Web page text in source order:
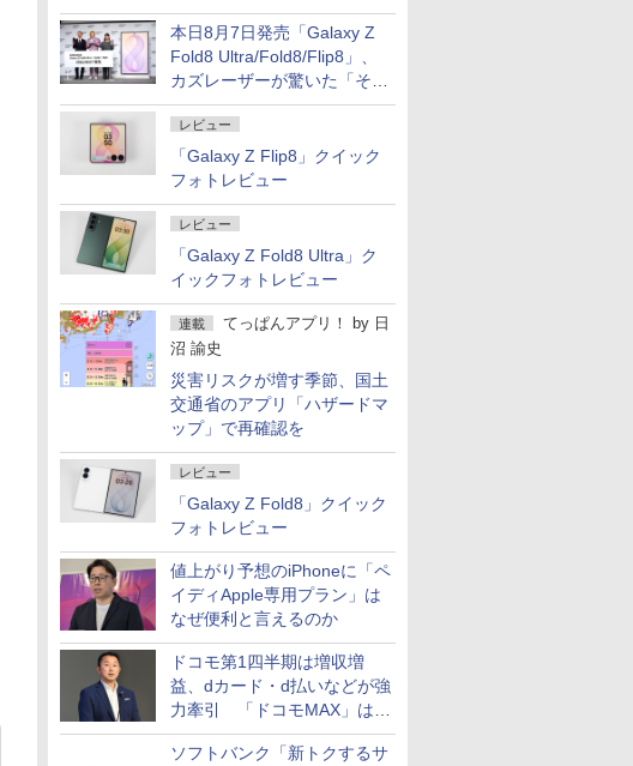
ど注目機種の特徴は
本日8月7日発売「Galaxy Z
Fold8 Ultra/Fold8/Flip8」、
カズレーザーが驚いた「そば
屋のメニュー並みの薄さ」
レビュー
「Galaxy Z Flip8」クイック
フォトレビュー
レビュー
「Galaxy Z Fold8 Ultra」ク
イックフォトレビュー
連載 てっぱんアプリ！ by 日
沼 諭史
災害リスクが増す季節、国土
交通省のアプリ「ハザードマ
ップ」で再確認を
レビュー
「Galaxy Z Fold8」クイック
フォトレビュー
値上がり予想のiPhoneに「ペ
イディApple専用プラン」は
なぜ便利と言えるのか
ドコモ第1四半期は増収増
益、dカード・d払いなどが強
力牽引 「ドコモMAX」は
400万契約突破
ソフトバンク「新トクするサ